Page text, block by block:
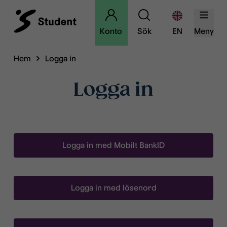
Konto Sök EN Meny
Hem Logga in
Logga in
Logga in med Mobilt BankID
Logga in med lösenord